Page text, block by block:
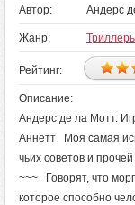
Автор: Андерс
Жанр:
Рейтинг:
Описание:
Андерс де ла Мотт.
Аннетт Моя самая
чьих советов и
~~~ Говорят, что
которое способно